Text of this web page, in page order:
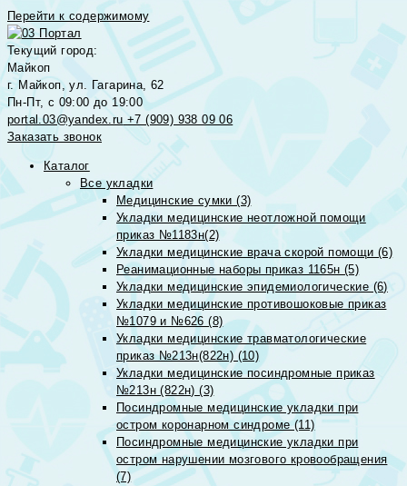
Перейти к содержимому
Текущий город:
Майкоп
г. Майкоп, ул. Гагарина, 62
Пн-Пт, с 09:00 до 19:00
portal.03@yandex.ru +7 (909) 938 09 06
Заказать звонок
Каталог
Все укладки
Медицинские сумки (3)
Укладки медицинские неотложной помощи
приказ №1183н(2)
Укладки медицинские врача скорой помощи (6)
Реанимационные наборы приказ 1165н (5)
Укладки медицинские эпидемиологические (6)
Укладки медицинские противошоковые приказ
№1079 и №626 (8)
Укладки медицинские травматологические
приказ №213н(822н) (10)
Укладки медицинские посиндромные приказ
№213н (822н) (3)
Посиндромные медицинские укладки при
остром коронарном синдроме (11)
Посиндромные медицинские укладки при
остром нарушении мозгового кровообращения
(7)